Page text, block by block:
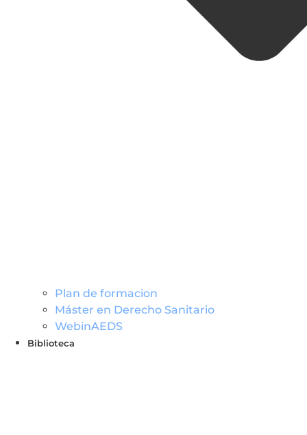
Plan de formacion
Máster en Derecho Sanitario
WebinAEDS
Biblioteca